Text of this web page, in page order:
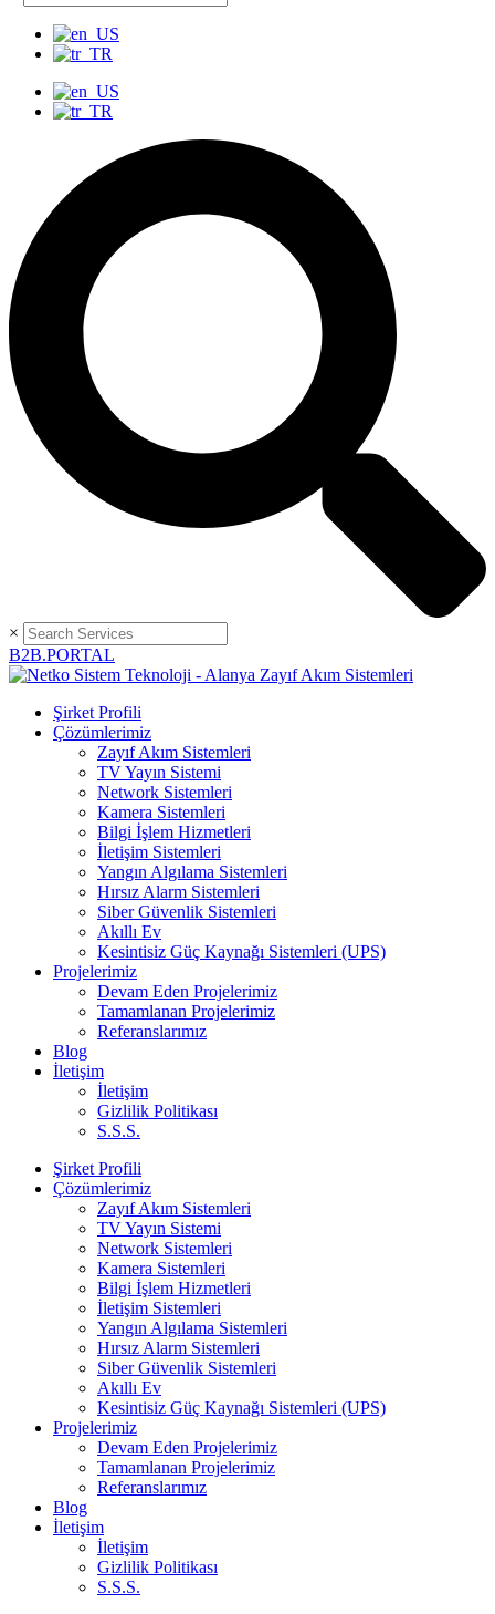
×
B2B.PORTAL
Şirket Profili
Çözümlerimiz
Zayıf Akım Sistemleri
TV Yayın Sistemi
Network Sistemleri
Kamera Sistemleri
Bilgi İşlem Hizmetleri
İletişim Sistemleri
Yangın Algılama Sistemleri
Hırsız Alarm Sistemleri
Siber Güvenlik Sistemleri
Akıllı Ev
Kesintisiz Güç Kaynağı Sistemleri (UPS)
Projelerimiz
Devam Eden Projelerimiz
Tamamlanan Projelerimiz
Referanslarımız
Blog
İletişim
İletişim
Gizlilik Politikası
S.S.S.
Şirket Profili
Çözümlerimiz
Zayıf Akım Sistemleri
TV Yayın Sistemi
Network Sistemleri
Kamera Sistemleri
Bilgi İşlem Hizmetleri
İletişim Sistemleri
Yangın Algılama Sistemleri
Hırsız Alarm Sistemleri
Siber Güvenlik Sistemleri
Akıllı Ev
Kesintisiz Güç Kaynağı Sistemleri (UPS)
Projelerimiz
Devam Eden Projelerimiz
Tamamlanan Projelerimiz
Referanslarımız
Blog
İletişim
İletişim
Gizlilik Politikası
S.S.S.